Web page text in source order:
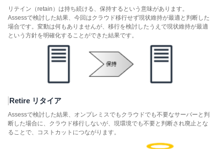
リテイン（retain）は持ち続ける、保持するという意味があります。
Assessで検討した結果、今回はクラウド移行せず現状維持が最適と判断した
場合です。変動は何もありませんが、移行を検討したうえで現状維持が最適
という方針を明確化することができた結果です。
Retire リタイア
Assessで検討した結果、オンプレミスでもクラウドでも不要なサーバーと判
断した場合に、クラウド移行しないが、現環境でも不要と判断され廃止とな
ることで、コストカットにつながります。